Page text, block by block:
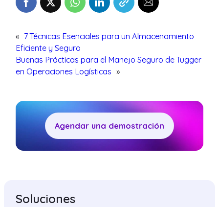
« 7 Técnicas Esenciales para un Almacenamiento
Eficiente y Seguro
Buenas Prácticas para el Manejo Seguro de Tugger
en Operaciones Logísticas »
Agendar una demostración
Soluciones